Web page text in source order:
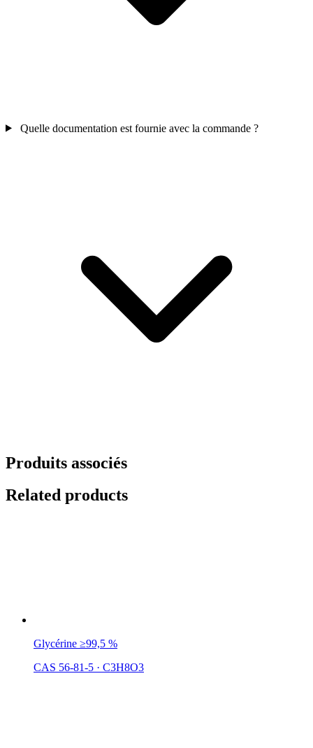
Quelle documentation est fournie avec la commande ?
Produits associés
Related products
Glycérine ≥99,5 %
CAS 56-81-5 · C3H8O3